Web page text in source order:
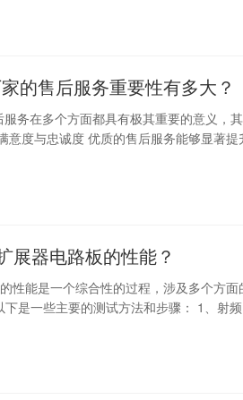
的售后服务重要性有多大？
务在多个方面都具有极其重要的意义，
意度与忠诚度 优质的售后服务能够显著
展器电路板的性能？
性能是一个综合性的过程，涉及多个方
是一些主要的测试方法和步骤： 1、射